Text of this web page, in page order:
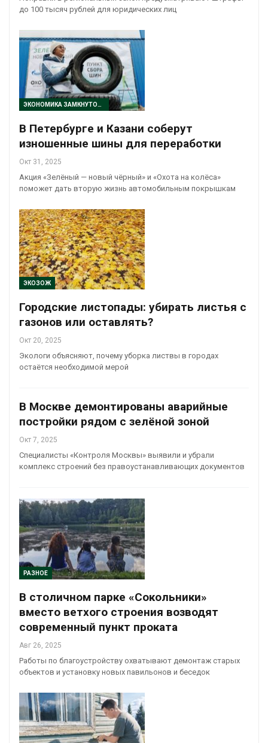
до 100 тысяч рублей для юридических лиц
ЭКОНОМИКА ЗАМКНУТОГО ЦИКЛА
В Петербурге и Казани соберут
изношенные шины для переработки
Окт 31, 2025
Акция «Зелёный — новый чёрный» и «Охота на колёса»
поможет дать вторую жизнь автомобильным покрышкам
ЭКОЗОЖ
Городские листопады: убирать листья с
газонов или оставлять?
Окт 20, 2025
Экологи объясняют, почему уборка листвы в городах
остаётся необходимой мерой
В Москве демонтированы аварийные
постройки рядом с зелёной зоной
Окт 7, 2025
Специалисты «Контроля Москвы» выявили и убрали
комплекс строений без правоустанавливающих документов
РАЗНОЕ
В столичном парке «Сокольники»
вместо ветхого строения возводят
современный пункт проката
Авг 26, 2025
Работы по благоустройству охватывают демонтаж старых
объектов и установку новых павильонов и беседок